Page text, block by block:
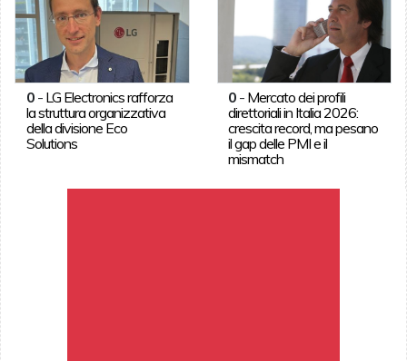
0- LG Electronics rafforza
la struttura organizzativa
della divisione Eco
Solutions
0 - Mercato dei profili
direttoriali in Italia 2026:
crescita record, ma pesano
il gap delle PMI e il
mismatch